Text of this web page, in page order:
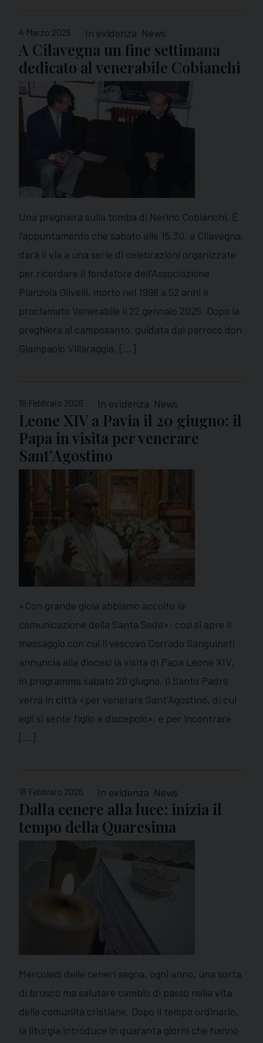
4 Marzo 2026 In evidenza News
A Cilavegna un fine settimana
dedicato al venerabile Cobianchi
Una preghiera sulla tomba di Nerino Cobianchi. È
l’appuntamento che sabato alle 15.30, a Cilavegna,
darà il via a una serie di celebrazioni organizzate
per ricordare il fondatore dell’Associazione
Pianzola Olivelli, morto nel 1998 a 52 anni e
proclamato Venerabile il 22 gennaio 2025. Dopo la
preghiera al camposanto, guidata dal parroco don
Giampaolo Villaraggia, […]
19 Febbraio 2026 In evidenza News
Leone XIV a Pavia il 20 giugno: il
Papa in visita per venerare
Sant’Agostino
«Con grande gioia abbiamo accolto la
comunicazione della Santa Sede»: così si apre il
messaggio con cui il vescovo Corrado Sanguineti
annuncia alla diocesi la visita di Papa Leone XIV,
in programma sabato 20 giugno. Il Santo Padre
verrà in città «per venerare Sant’Agostino, di cui
egli si sente figlio e discepolo», e per incontrare
[…]
18 Febbraio 2026 In evidenza News
Dalla cenere alla luce: inizia il
tempo della Quaresima
Mercoledì delle ceneri segna, ogni anno, una sorta
di brusco ma salutare cambio di passo nella vita
delle comunità cristiane. Dopo il tempo ordinario,
la liturgia introduce in quaranta giorni che hanno